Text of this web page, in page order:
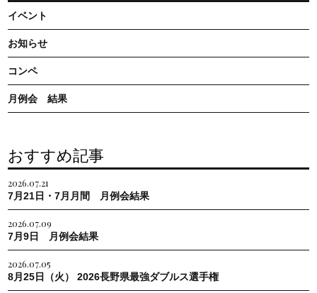
イベント
お知らせ
コンペ
月例会 結果
おすすめ記事
2026.07.21
7月21日・7月月間 月例会結果
2026.07.09
7月9日 月例会結果
2026.07.05
8月25日（火） 2026長野県最強ダブルス選手権